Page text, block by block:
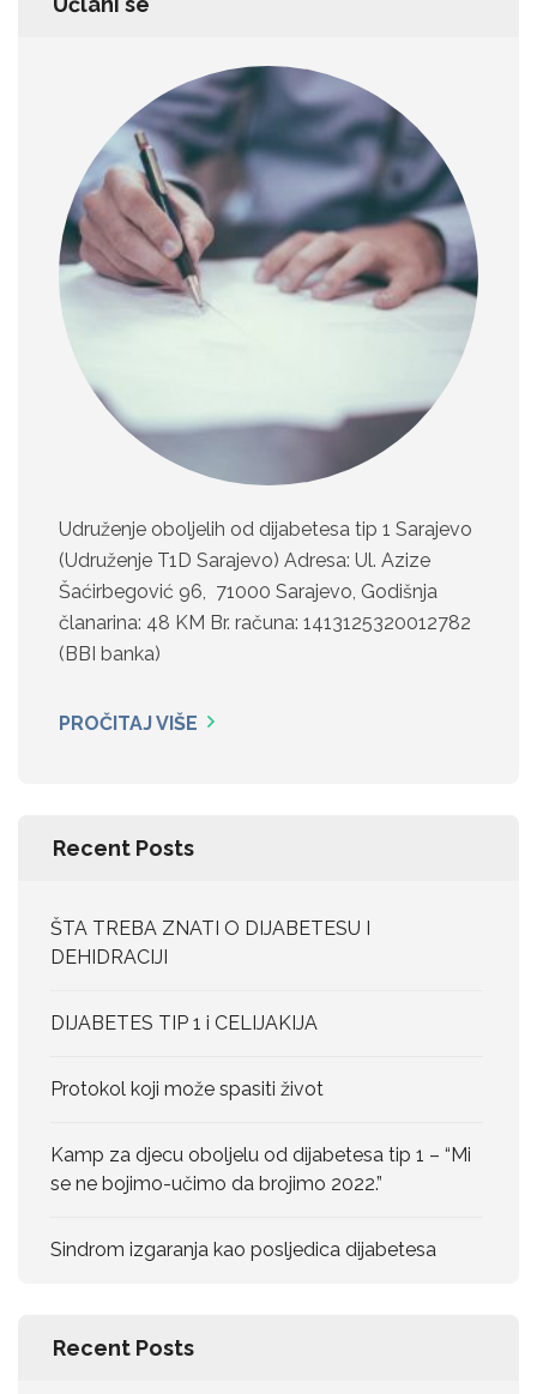
Udruženje oboljelih od dijabetesa tip 1 Sarajevo
(Udruženje T1D Sarajevo) Adresa: Ul. Azize
Šaćirbegović 96, 71000 Sarajevo, Godišnja
članarina: 48 KM Br. računa: 1413125320012782
(BBI banka)
PROČITAJ VIŠE
Recent Posts
ŠTA TREBA ZNATI O DIJABETESU I
DEHIDRACIJI
DIJABETES TIP 1 i CELIJAKIJA
Protokol koji može spasiti život
Kamp za djecu oboljelu od dijabetesa tip 1 – “Mi
se ne bojimo-učimo da brojimo 2022.”
Sindrom izgaranja kao posljedica dijabetesa
Recent Posts